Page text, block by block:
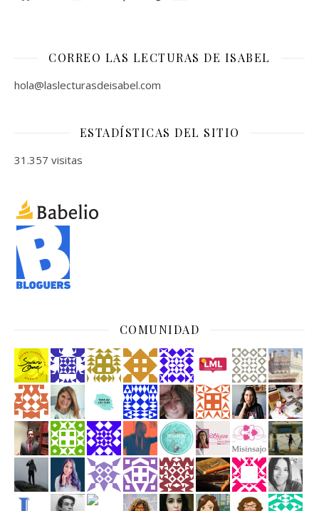
CORREO LAS LECTURAS DE ISABEL
hola@laslecturasdeisabel.com
ESTADÍSTICAS DEL SITIO
31.357 visitas
COMUNIDAD